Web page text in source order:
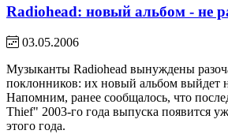
Radiohead: новый альбом - не
03.05.2006
Музыканты Radiohead вынуждены
поклонников: их новый альбом выйдет
Напомним, ранее сообщалось, что
Thief" 2003-го года выпуска появится
этого года.